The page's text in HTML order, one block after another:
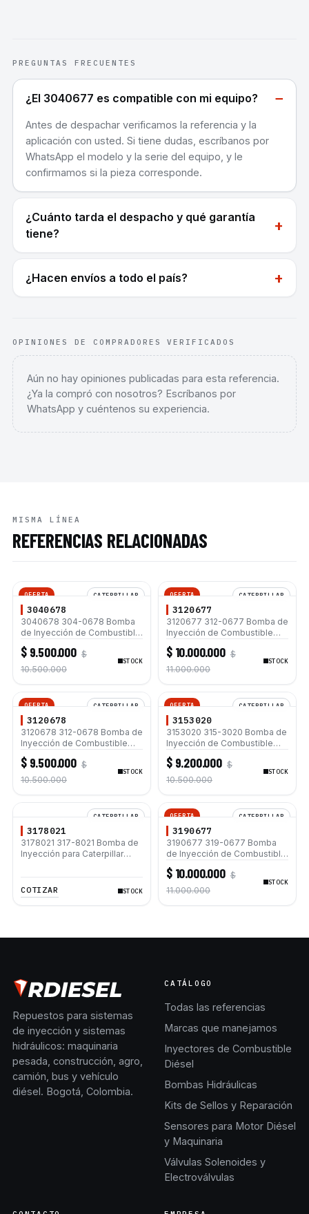
PREGUNTAS FRECUENTES
¿El 3040677 es compatible con mi equipo? −
Antes de despachar verificamos la referencia y la
aplicación con usted. Si tiene dudas, escríbanos por
WhatsApp el modelo y la serie del equipo, y le
confirmamos si la pieza corresponde.
¿Cuánto tarda el despacho y qué garantía
tiene?
+
¿Hacen envíos a todo el país? +
OPINIONES DE COMPRADORES VERIFICADOS
Aún no hay opiniones publicadas para esta referencia.
¿Ya la compró con nosotros? Escríbanos por
WhatsApp y cuéntenos su experiencia.
MISMA LÍNEA
REFERENCIAS RELACIONADAS
OFERTA CATERPILLAR
3040678
3040678 304-0678 Bomba
de Inyección de Combustible
para Motores Caterpillar C9
Bulldozers D6R D6T D7R
$ 9.500.000 $
10.500.000
STOCK
OFERTA CATERPILLAR
3120677
3120677 312-0677 Bomba de
Inyección de Combustible
para Motores Caterpillar C7
C9 Excavadoras 325D L 330D
L 330C L 336D L Bulldozers
$ 10.000.000 $
11.000.000
STOCK
OFERTA CATERPILLAR
3120678
3120678 312-0678 Bomba de
Inyección de Combustible
para Motores Caterpillar C9
Bulldozers D6R D6T D7R
$ 9.500.000 $
10.500.000
STOCK
OFERTA CATERPILLAR
3153020
3153020 315-3020 Bomba de
Inyección de Combustible
para Motores Caterpillar C4.4
C6.6 Retrocargadoras 420E
430E 450E Bulldozers D3K XL
$ 9.200.000 $
10.500.000
STOCK
CATERPILLAR
3178021
3178021 317-8021 Bomba de
Inyección para Caterpillar
COTIZAR
STOCK
OFERTA CATERPILLAR
3190677
3190677 319-0677 Bomba
de Inyección de Combustible
para Motores Caterpillar C7
C9 Excavadoras 325D L 330D
L 330C L 336D L Bulldozers
$ 10.000.000 $
11.000.000
STOCK
Repuestos para sistemas
de inyección y sistemas
hidráulicos: maquinaria
pesada, construcción, agro,
camión, bus y vehículo
diésel. Bogotá, Colombia.
CATÁLOGO
Todas las referencias
Marcas que manejamos
Inyectores de Combustible
Diésel
Bombas Hidráulicas
Kits de Sellos y Reparación
Sensores para Motor Diésel
y Maquinaria
Válvulas Solenoides y
Electroválvulas